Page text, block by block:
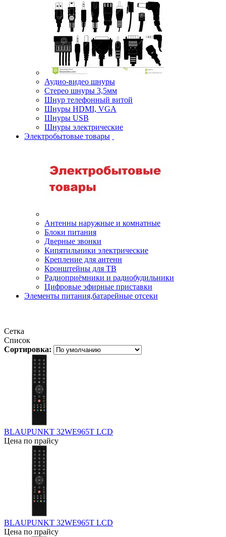
Аудио-видео шнуры
Стерео шнуры 3,5мм
Шнур телефонный витой
Шнуры HDMI, VGA
Шнуры USB
Шнуры электрические
Электробытовые товары
Антенны наружные и комнатные
Блоки питания
Дверные звонки
Кипятильники электрические
Крепление для антенн
Кронштейны для ТВ
Радиоприёмники и радиобудильники
Цифровые эфирные приставки
Элементы питания,батарейные отсеки
Сетка
Список
Сортировка:
BLAUPUNKT 32WE965T LCD
Цена по прайсу
BLAUPUNKT 32WE965T LCD
Цена по прайсу